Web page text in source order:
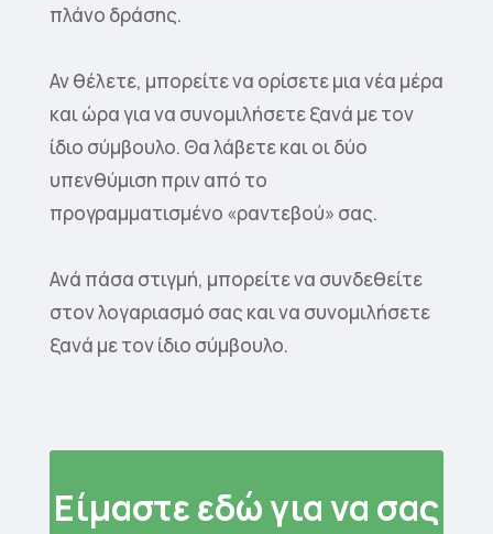
πλάνο δράσης.
Αν θέλετε, μπορείτε να ορίσετε μια νέα μέρα
και ώρα για να συνομιλήσετε ξανά με τον
ίδιο σύμβουλο. Θα λάβετε και οι δύο
υπενθύμιση πριν από το
προγραμματισμένο «ραντεβού» σας.
Ανά πάσα στιγμή, μπορείτε να συνδεθείτε
στον λογαριασμό σας και να συνομιλήσετε
ξανά με τον ίδιο σύμβουλο.
Είμαστε εδώ για να σας